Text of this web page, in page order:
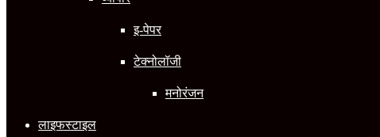
इ-पेपर
टेक्नोलॉजी
मनोरंजन
लाइफस्टाइल